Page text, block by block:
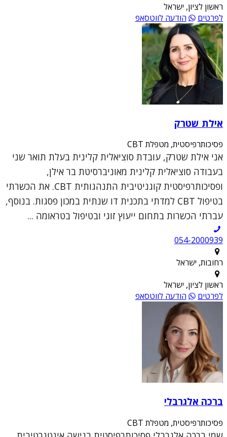
ראשון לציון, ישראל
לפרטים
הודעה לווטסאפ
אילת שטרק
פסיכותרפיסטית, מטפלת CBT
אני אילת שטרק, עובדת סוציאלית קלינית בעלת תואר שני
בעבודה סוציאלית קלינית מאוניברסיטת בר אילן,
ופסיכותרפיסטית קוגניטיבית התנהגותית CBT. את הכשרתי
בטיפול CBT למדתי בתכנית דו שנתית במכון פסגות. בנוסף,
עברתי הכשרות בתחום ייעוץ זוגי ובטיפול בטראומה ...
054-2000939
רחובות, ישראל
ראשון לציון, ישראל
לפרטים
הודעה לווטסאפ
ברכה אלגרבלי
פסיכותרפיסטית, מטפלת CBT